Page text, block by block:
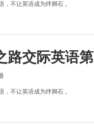
，不让英语成为绊脚石 。
路交际英语
，不让英语成为绊脚石 。